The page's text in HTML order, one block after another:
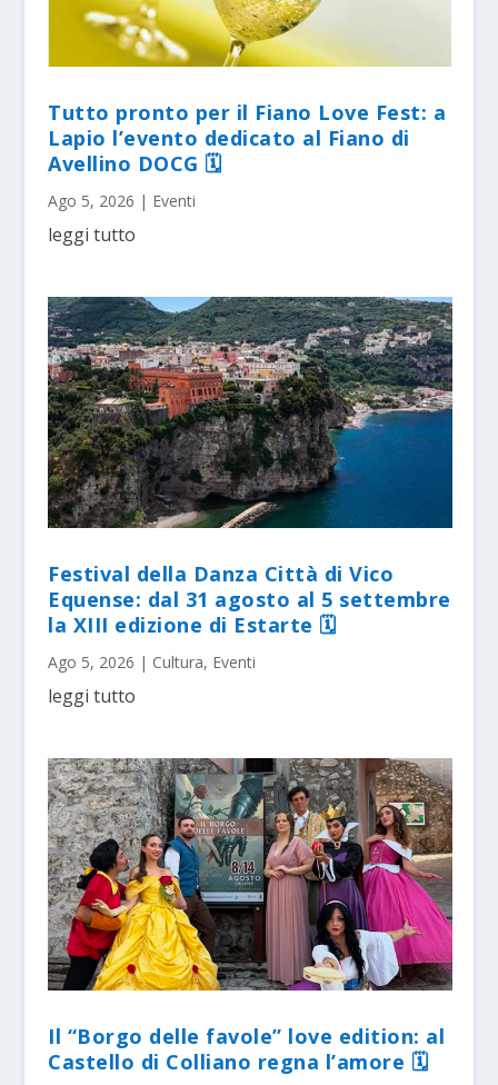
Tutto pronto per il Fiano Love Fest: a
Lapio l’evento dedicato al Fiano di
Avellino DOCG 🗓
Ago 5, 2026 | Eventi
leggi tutto
Festival della Danza Città di Vico
Equense: dal 31 agosto al 5 settembre
la XIII edizione di Estarte 🗓
Ago 5, 2026 | Cultura, Eventi
leggi tutto
Il “Borgo delle favole” love edition: al
Castello di Colliano regna l’amore 🗓